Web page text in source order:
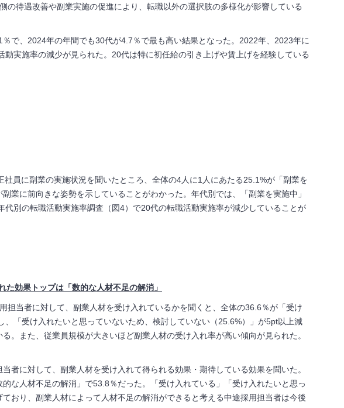
の待遇改善や副業実施の促進により、転職以外の選択肢の多様化が影響している
％で、 2024年の年間でも30代が4.7％で最も高い結果となった。 2022年、 2023年に
動実施率の減少が見られた。 20代は特に初任給の引き上げや賃上げを経験している
社員に副業の実施状況を聞いたところ、全体の4人に1 人にあたる25.1%が「副業を
副業に前向きな姿勢を示していることがわかった。年代別では、「副業を実施中」
代別の転職活動実施率調査（図4）で20代の転職活動実施率が減少していることが
効果トップは「数的な人材不足の解消」
担当者に対して、副業人材を受け入れているかを聞くと、全体の36.6％が「受け
、「受け入れたいと思っていないため、検討していない（25.6%）」が5pt以上減
。また、従業員規模が大きいほど副業人材の受け入れ率が高い傾向が見られた。
者に対して、副業人材を受け入れて得られる効果・期待している効果を聞いた。
な人材不足の解消」で53.8％だった。「受け入れている」「受け入れたいと思っ
おり、副業人材によって人材不足の解消ができると考える中途採用担当者は今後